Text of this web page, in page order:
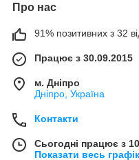
Про нас
91% позитивних з 32
Працює з 30.09.2015
м. Дніпро
Дніпро, Україна
Контакти
Сьогодні працює з
Показати весь